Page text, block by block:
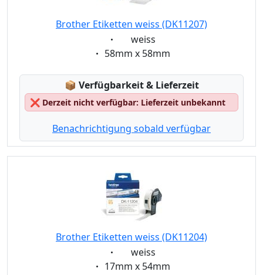
Brother Etiketten weiss (DK11207)
Eigenschaft:
weiss
Eigenschaft:
58mm x 58mm
📦 Lagerstatus:
Verfügbarkeit & Lieferzeit
❌ Derzeit nicht verfügbar: Lieferzeit unbekannt
Benachrichtigung sobald verfügbar
Brother Etiketten weiss (DK11204)
Eigenschaft:
weiss
Eigenschaft:
17mm x 54mm